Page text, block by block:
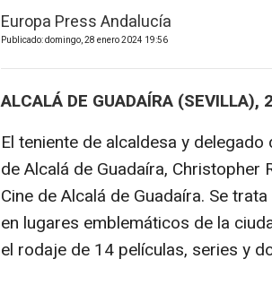
Europa Press Andalucía
Publicado: domingo, 28 enero 2024 19:56
ALCALÁ DE GUADAÍRA (SEVILLA),
El teniente de alcaldesa y
de Alcalá de Guadaíra,
Cine de Alcalá de Guadaíra. Se
en lugares emblemáticos de la
el rodaje de 14 películas, series y